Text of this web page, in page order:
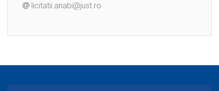
licitatii.anabi@just.ro